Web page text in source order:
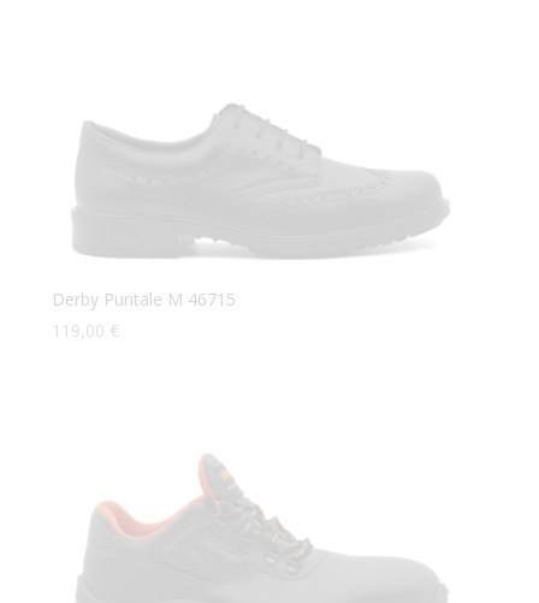
Derby Puntale M 46715
119,00 €